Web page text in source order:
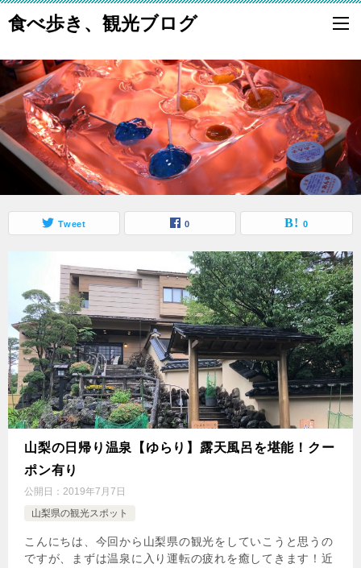
食べ歩き、観光ブログ
Tweet 0 0
山梨の日帰り温泉【ゆらり】露天風呂を堪能！クー
ポン有り
公開日： 2019年7月7日
山梨県の観光スポット
こんにちは、今回から山梨県の観光をしていこうと思うの
ですが、まずは温泉に入り運転の疲れを癒してきます！近